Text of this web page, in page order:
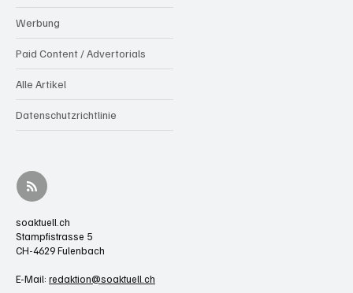
Werbung
Paid Content / Advertorials
Alle Artikel
Datenschutzrichtlinie
soaktuell.ch
Stampfistrasse 5
CH-4629 Fulenbach
E-Mail: redaktion@soaktuell.ch